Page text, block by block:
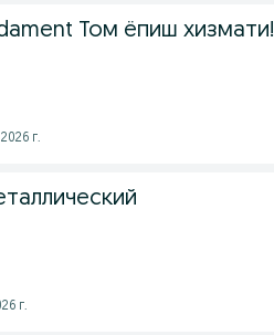
Том ёпиш хизмати!
г.
г.